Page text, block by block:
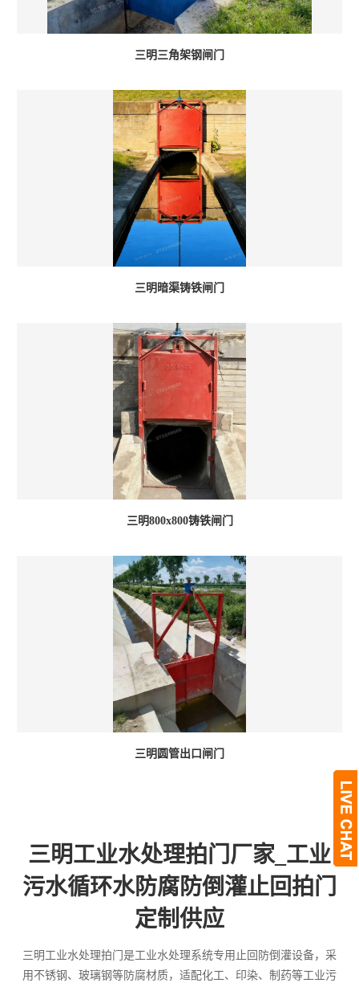
三明三角架钢闸门
三明暗渠铸铁闸门
三明800x800铸铁闸门
三明圆管出口闸门
三明工业水处理拍门厂家_工业
污水循环水防腐防倒灌止回拍门
定制供应
三明工业水处理拍门是工业水处理系统专用止回防倒灌设备，采
用不锈钢、玻璃钢等防腐材质，适配化工、印染、制药等工业污